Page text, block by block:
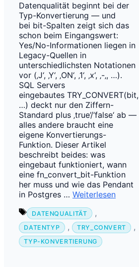
Datenqualität beginnt bei der
Typ-Konvertierung — und
bei bit-Spalten zeigt sich das
schon beim Eingangswert:
Yes/No-Informationen liegen in
Legacy-Quellen in
unterschiedlichsten Notationen
vor (‚J‘, ‚Y‘, ‚ON‘, ‚1‘, ‚x‘, ‚-‚, …).
SQL Servers
eingebautes TRY_CONVERT(bit,
…) deckt nur den Ziffern-
Standard plus ‚true’/’false‘ ab —
alles andere braucht eine
eigene Konvertierungs-
Funktion. Dieser Artikel
beschreibt beides: was
eingebaut funktioniert, wann
eine fn_convert_bit-Funktion
her muss und wie das Pendant
in Postgres … Weiterlesen
Schlagwörter
DATENQUALITÄT ,
DATENTYP , TRY_CONVERT ,
TYP-KONVERTIERUNG